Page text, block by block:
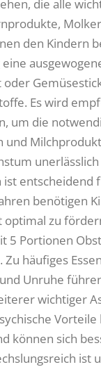
die alle
den Kindern
oder
Es wird
um die
und
benötigen
zu
5 Portionen
häufiges
Unruhe
wichtiger
können sich
ist